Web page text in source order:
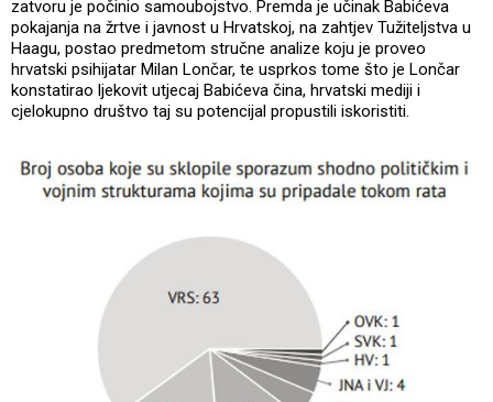
zatvoru je počinio samoubojstvo. Premda je učinak Babićeva
pokajanja na žrtve i javnost u Hrvatskoj, na zahtjev Tužiteljstva u
Haagu, postao predmetom stručne analize koju je proveo
hrvatski psihijatar Milan Lončar, te usprkos tome što je Lončar
konstatirao ljekovit utjecaj Babićeva čina, hrvatski mediji i
cjelokupno društvo taj su potencijal propustili iskoristiti.